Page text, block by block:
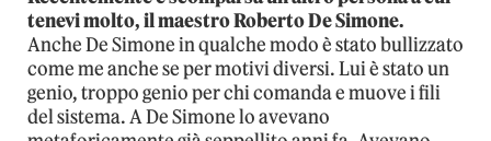
tenevi molto, il maestro Roberto De Simone.
Anche De Simone in qualche modo è stato bullizzato
come me anche se per motivi diversi. Lui è stato un
genio, troppo genio per chi comanda e muove i fili
del sistema. A De Simone lo avevano